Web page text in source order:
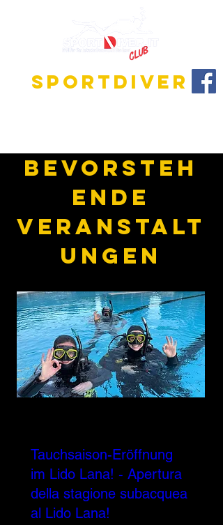
SPORTDIVER
Bevorsteh
ende
Veranstalt
ungen
Tauchsaison-Eröffnung
im Lido Lana! - Apertura
della stagione subacquea
al Lido Lana!